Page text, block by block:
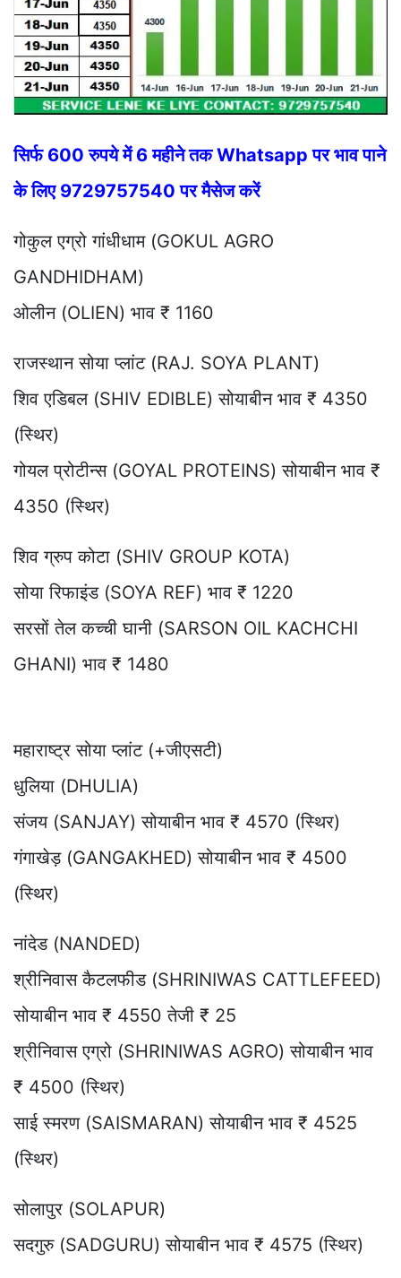
सिर्फ 600 रुपये में 6 महीने तक Whatsapp पर भाव पाने
के लिए 9729757540 पर मैसेज करें
गोकुल एग्रो गांधीधाम (GOKUL AGRO
GANDHIDHAM)
ओलीन (OLIEN) भाव ₹ 1160
राजस्थान सोया प्लांट (RAJ. SOYA PLANT)
शिव एडिबल (SHIV EDIBLE) सोयाबीन भाव ₹ 4350
(स्थिर)
गोयल प्रोटीन्स (GOYAL PROTEINS) सोयाबीन भाव ₹
4350 (स्थिर)
शिव ग्रुप कोटा (SHIV GROUP KOTA)
सोया रिफाइंड (SOYA REF) भाव ₹ 1220
सरसों तेल कच्ची घानी (SARSON OIL KACHCHI
GHANI) भाव ₹ 1480
महाराष्ट्र सोया प्लांट (+जीएसटी)
धुलिया (DHULIA)
संजय (SANJAY) सोयाबीन भाव ₹ 4570 (स्थिर)
गंगाखेड़ (GANGAKHED) सोयाबीन भाव ₹ 4500
(स्थिर)
नांदेड (NANDED)
श्रीनिवास कैटलफीड (SHRINIWAS CATTLEFEED)
सोयाबीन भाव ₹ 4550 तेजी ₹ 25
श्रीनिवास एग्रो (SHRINIWAS AGRO) सोयाबीन भाव
₹ 4500 (स्थिर)
साई स्मरण (SAISMARAN) सोयाबीन भाव ₹ 4525
(स्थिर)
सोलापुर (SOLAPUR)
सदगुरु (SADGURU) सोयाबीन भाव ₹ 4575 (स्थिर)